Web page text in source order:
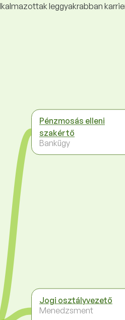
leggyakrabban
Pénzmosás elleni
szakértő
Bankügy
Jogi osztályvezető
Menedzsment